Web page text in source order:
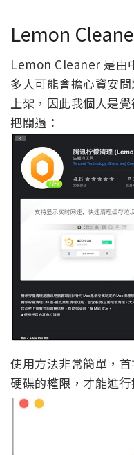
Lemon
Lemon Cleaner 是由
多人可能會擔心資安
上架，因此我個人是
把關過：
使用方法非常簡單，
硬碟的權限，才能進行